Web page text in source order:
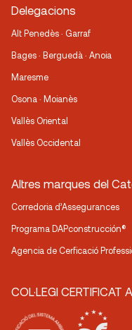
Delegacions
Alt Penedès · Garraf
Bages · Berguedà · Anoia
Maresme
Osona · Moianès
Vallès Oriental
Vallès Occidental
Altres marques del
Corredoria d’Assegurances
Programa DAPconstrucción®
Agencia de Cerficació
COL·LEGI CERTIFICAT